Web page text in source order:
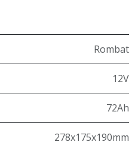
Rombat
12V
72Ah
278x175x190mm